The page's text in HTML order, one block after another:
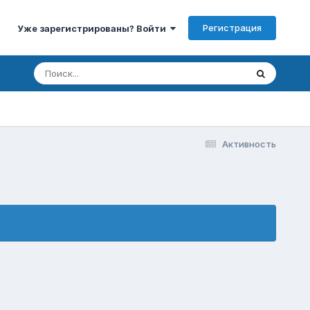
Уже зарегистрированы? Войти Регистрация
Активность